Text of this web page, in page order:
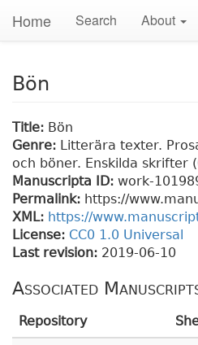
Home Search About
Bön
Title: Bön
Genre: Litterära texter.
och böner. Enskilda skrifter
Manuscripta ID: work-
Permalink: https://
XML: https://
License: CC0 1.0 Universal
Last revision: 2019-06-10
Associated
Repository